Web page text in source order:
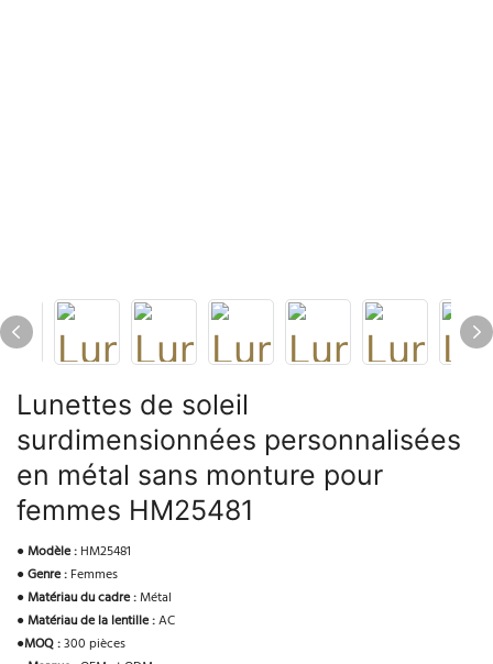
Lunettes de soleil
surdimensionnées personnalisées
en métal sans monture pour
femmes HM25481
●Modèle : HM25481
●Genre : Femmes
●Matériau du cadre :Métal
●Matériau de la lentille :AC
●MOQ :300 pièces